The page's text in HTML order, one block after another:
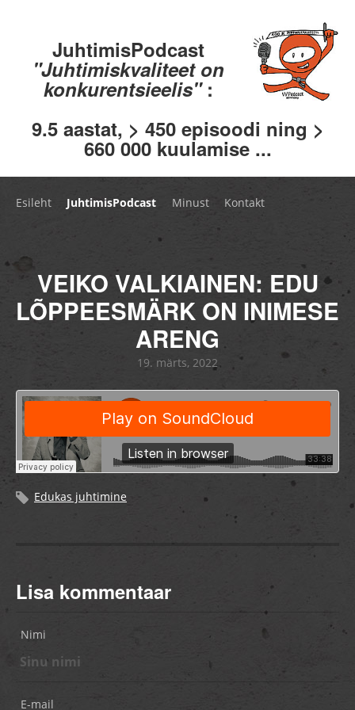
JuhtimisPodcast
"Juhtimiskvaliteet on
konkurentsieelis" :
9.5 aastat, > 450 episoodi ning >
660 000 kuulamise ...
Esileht JuhtimisPodcast Minust Kontakt
VEIKO VALKIAINEN: EDU
LÕPPEESMÄRK ON INIMESE
ARENG
19. märts, 2022
Edukas juhtimine
Lisa kommentaar
Nimi
E-mail